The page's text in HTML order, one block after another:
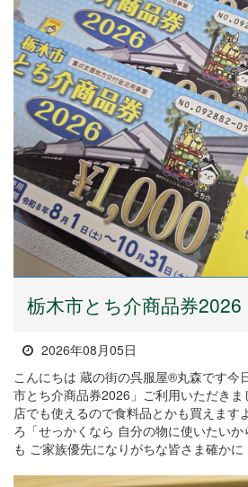
栃木市とち介商品券2026
2026年08月05日
こんにちは 蔵の街の呉服屋®丸森です今
市とち介商品券2026」ご利用いただき
店でも使えるので食料品とかも買えます
ろ「せっかくなら 自分の物に使いたい
も ご家族優先になりがちな皆さま確か